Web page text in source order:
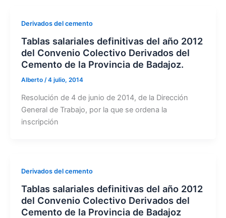
Derivados del cemento
Tablas salariales definitivas del año 2012
del Convenio Colectivo Derivados del
Cemento de la Provincia de Badajoz.
Alberto /4 julio, 2014
Resolución de 4 de junio de 2014, de la Dirección
General de Trabajo, por la que se ordena la
inscripción
Derivados del cemento
Tablas salariales definitivas del año 2012
del Convenio Colectivo Derivados del
Cemento de la Provincia de Badajoz